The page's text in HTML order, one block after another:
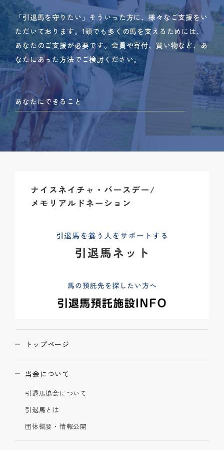
「引退馬を守りたい」そういった方に、様々なご支援をい
ただいております。 1頭でも多くの馬を支えるためには、
あなたのご支援が必要です。 会員や寄付、買い物など、あ
なたにあった方法でご検討ください。
あなたにできること
トップページ
当会について
引退馬協会について
引退馬とは
団体概要・情報公開